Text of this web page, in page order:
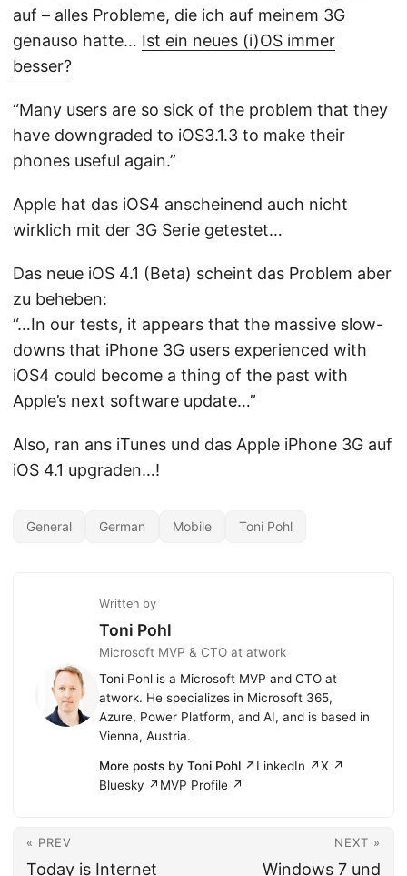
auf – alles Probleme, die ich auf meinem 3G
genauso hatte… Ist ein neues (i)OS immer
besser?
“Many users are so sick of the problem that they
have downgraded to iOS3.1.3 to make their
phones useful again.”
Apple hat das iOS4 anscheinend auch nicht
wirklich mit der 3G Serie getestet…
Das neue iOS 4.1 (Beta) scheint das Problem aber
zu beheben:
“…In our tests, it appears that the massive slow-
downs that iPhone 3G users experienced with
iOS4 could become a thing of the past with
Apple’s next software update…”
Also, ran ans iTunes und das Apple iPhone 3G auf
iOS 4.1 upgraden…!
General German Mobile Toni Pohl
Written by
Toni Pohl
Microsoft MVP & CTO at atwork
Toni Pohl is a Microsoft MVP and CTO at
atwork. He specializes in Microsoft 365,
Azure, Power Platform, and AI, and is based in
Vienna, Austria.
More posts by Toni Pohl ↗LinkedIn ↗X ↗
Bluesky ↗ MVP Profile ↗
« PREV
Today is Internet
NEXT »
Windows 7 und